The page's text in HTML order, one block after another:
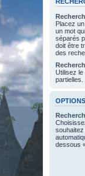
Placez un
un mot
séparés
doit être
des
Utilisez
partielles.
dessous